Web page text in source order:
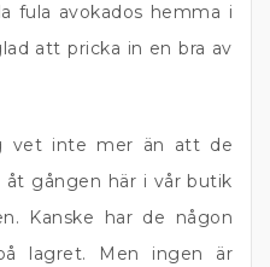
fula avokados hemma i
att pricka in en bra av
vet inte mer än att de
åt gången här i vår butik
Kanske har de någon
lagret. Men ingen är